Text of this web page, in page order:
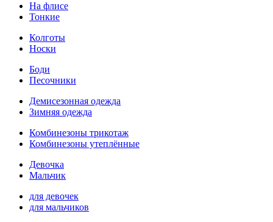
На флисе
Тонкие
Колготы
Носки
Боди
Песочники
Демисезонная одежда
Зимняя одежда
Комбинезоны трикотаж
Комбинезоны утеплённые
Девочка
Мальчик
для девочек
для мальчиков